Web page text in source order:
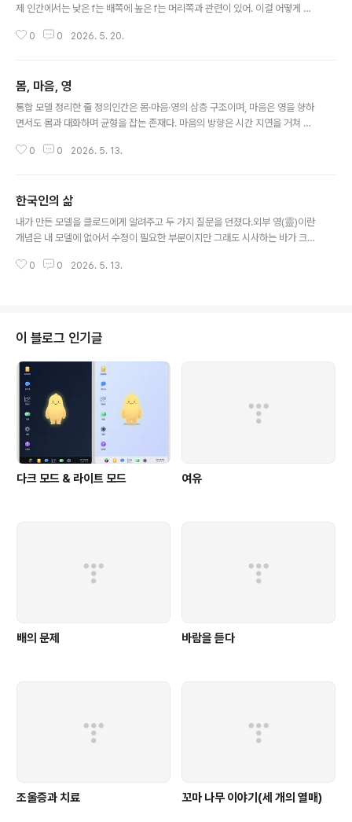
제 인간에서는 낮은 f는 배쪽에 높은 f는 머리쪽과 관련이 있어. 이걸 어떻게 해
층위를 구분하면 자연스럽게 풀립니다. 핵심부터 말하면:축의 직교성 ≠ 분포의
장이에요. "b로 측정한 값과 f로 측정한 값은 원리적으로 다른 정보를 담는
다"는 뜻이지, "둘이 통계적으로 무상관"이라는 뜻이 아닙니다.분포의 상관성은
인간이라는 시스템의 경험적 사실이에요. 인간이라는 종에서 점들이 4D 공간 ..
0 0 2026. 5. 20.
몸, 마음, 영
통합 모델 정리한 줄 정의인간은 몸·마음·영의 삼층 구조이며, 마음은 영을 향하
면서도 몸과 대화하며 균형을 잡는 존재다. 마음의 방향은 시간 지연을 거쳐 몸
에서 동적 균형을 잡아가는 것이 생의 목표다.1. 삼층 구조 (Three Layers)영
적 중간자두 극 사이를 진동하는 동적 존재(dynamic agent)신념·해석·주의(a
ttention)의 방향에 따라 순간순간 위치가 바뀜선택의 주체 — 어디로 향할지
결정할 수 있는 유일한 층몸 (Body) — 낮..
0 0 2026. 5. 13.
한국인의 삶
내가 만든 모델을 클로드에게 알려주고 두 가지 질문을 던졌다.외부 영(靈)이란
개념은 내 모델에 없어서 수정이 필요한 부분이지만 그래도 시사하는 바가 크
까?몸·영 좌표의 거리가 큰 삶 — 모델 기하학으로 본 전개1. 거리가 크다는 것
아야 할 방향(영)"이 멀리 떨어져 있다= 마음이 두 끌개 사이의 긴 거리를 매일
진동해야 한다= 인생의 수련 폭(또는 과제의 크기)이 크다..
0 0 2026. 5. 13.
이 블로그 인기글
다크 모드 & 라이트 모드 여유
배의 문제 바람을 듣다
조울증과 치료 꼬마 나무 이야기(세 개의 열매)